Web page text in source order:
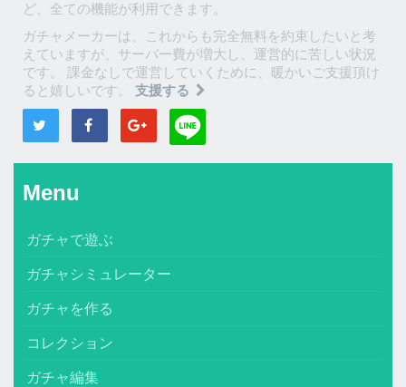
ど、全ての機能が利用できます。
ガチャメーカーは、これからも完全無料を約束したいと考
えていますが、サーバー費が増大し、運営的に苦しい状況
です。 課金なしで運営していくために、暖かいご支援頂け
ると嬉しいです。 支援する
Menu
ガチャで遊ぶ
ガチャシミュレーター
ガチャを作る
コレクション
ガチャ編集